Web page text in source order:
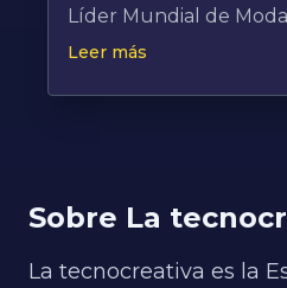
Líder Mundial de Moda
Digital Fashion y Nº22
con miembros del
sector , y en algunas de
orientados a dar una
Leer más
Sobre La
La tecnocreativa es la